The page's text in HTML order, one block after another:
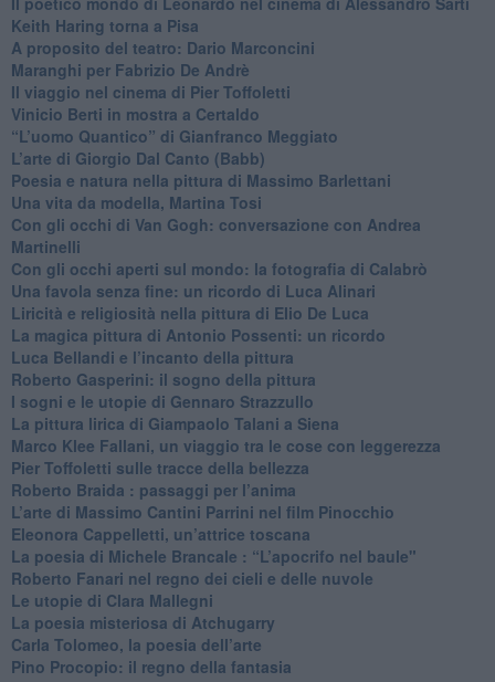
​Keith Haring torna a Pisa
​A proposito del teatro: Dario Marconcini
Maranghi per Fabrizio De Andrè
​Il viaggio nel cinema di Pier Toffoletti
Vinicio Berti in mostra a Certaldo
“L’uomo Quantico” di Gianfranco Meggiato
​L’arte di Giorgio Dal Canto (Babb)
Poesia e natura nella pittura di Massimo Barlettani
Una vita da modella, Martina Tosi
​Con gli occhi di Van Gogh: conversazione con Andrea
Martinelli
​Con gli occhi aperti sul mondo: la fotografia di Calabrò
Una favola senza fine: un ricordo di Luca Alinari
Liricità e religiosità nella pittura di Elio De Luca
La magica pittura di Antonio Possenti: un ricordo
Luca Bellandi e l’incanto della pittura
​Roberto Gasperini: il sogno della pittura
I sogni e le utopie di Gennaro Strazzullo
La pittura lirica di Giampaolo Talani a Siena
​Marco Klee Fallani, un viaggio tra le cose con leggerezza
​Pier Toffoletti sulle tracce della bellezza
​Roberto Braida : passaggi per l’anima
​L’arte di Massimo Cantini Parrini nel film Pinocchio
Eleonora Cappelletti, un’attrice toscana
​La poesia di Michele Brancale : “L’apocrifo nel baule"
Roberto Fanari nel regno dei cieli e delle nuvole
Le utopie di Clara Mallegni
​La poesia misteriosa di Atchugarry
Carla Tolomeo, la poesia dell’arte
Pino Procopio: il regno della fantasia